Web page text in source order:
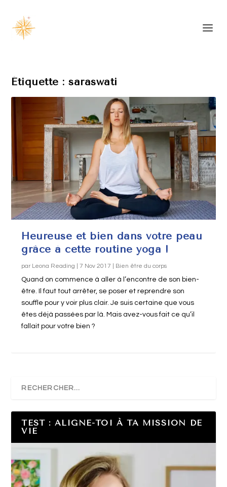
Étiquette :saraswati
Heureuse et bien dans votre peau
grâce à cette routine yoga !
par Leona Reading |7 Nov 2017 Bien être du corps
Quand on commence à aller à l’encontre de son bien-
être. Il faut tout arrêter, se poser et reprendre son
souffle pour y voir plus clair. Je suis certaine que vous
êtes déjà passées par là. Mais avez-vous fait ce qu’il
fallait pour votre bien ?
TEST : ALIGNE-TOI À TA MISSION DE
VIE